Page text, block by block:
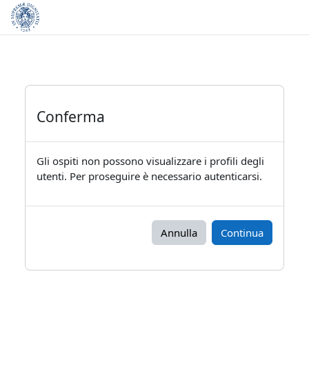
Vai al contenuto principale
Conferma
Gli ospiti non possono visualizzare i profili degli
utenti. Per proseguire è necessario autenticarsi.
Annulla Continua